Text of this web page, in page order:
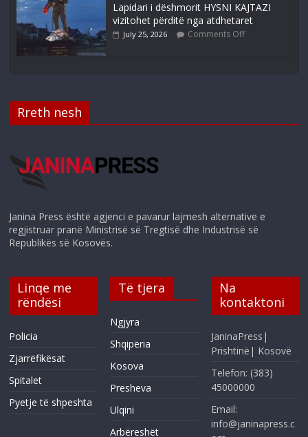
Lapidari i dëshmorit HYSNI KAJTAZI
vizitohet përditë nga atdhetaret
July 25, 2026 Comments Off
Rreth nesh
Janina Press është agjenci e pavarur lajmesh alternative e
regjistruar pranë Ministrisë së Tregtisë dhe Industrisë së
Republikës së Kosovës.
Linqe me
rëndësi
Policia
Zjarrëfikësat
Spitalet
Pyetje të shpeshta
Të tjera
Ngjyra
Shqipëria
Kosova
Presheva
Ulqini
Arbëreshët
Na
kontaktoni
JaninaPress|
Prishtinë| Kosovë
Telefon: (383)
45000000
Email:
info@janinapress.c